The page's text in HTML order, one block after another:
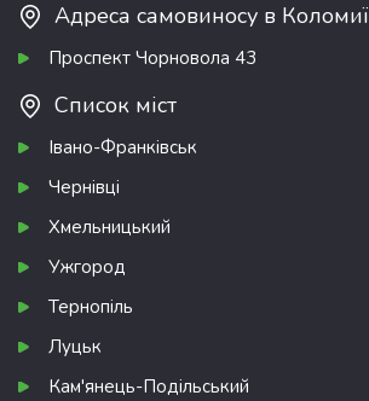
Адреса самовиносу в Коломиї
Проспект Чорновола 43
Список міст
Івано-Франківськ
Чернівці
Хмельницький
Ужгород
Тернопіль
Луцьк
Кам'янець-Подільський